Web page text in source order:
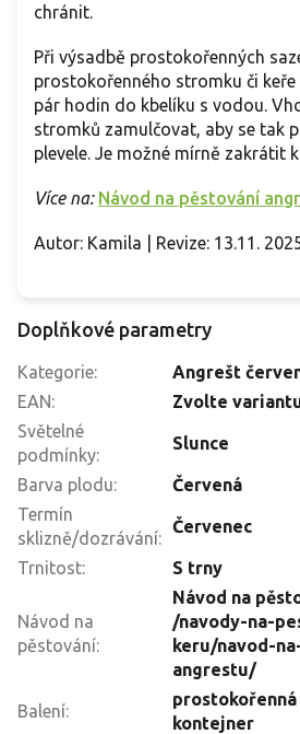
chránit.
Při výsadbě prostokořenných
prostokořenného stromku či
pár hodin do kbelíku s vodou.
stromků zamulčovat, aby se tak
plevele. Je možné mírně zakrátit
Více na: Návod na pěstování
Autor: Kamila | Revize: 13.11.
Doplňkové parametry
Kategorie:
Angrešt
EAN:
Zvolte
Světelné
podmínky:
Slunce
Barva plodu:
Červená
Termín
sklizně/dozrávání:
Červenec
Trnitost: S trny
Návod na
pěstování:
Návod na
/navody-na-
keru/navod-
angrestu/
Balení:
kontejner